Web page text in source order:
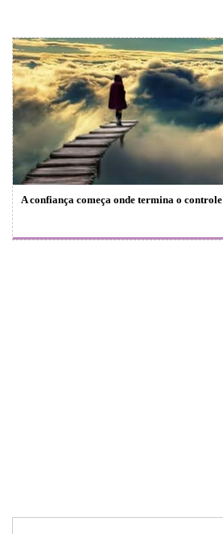
A confiança começa onde termina o controle